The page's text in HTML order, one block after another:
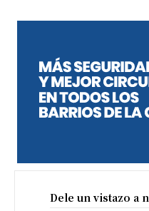
Dele un vistazo a